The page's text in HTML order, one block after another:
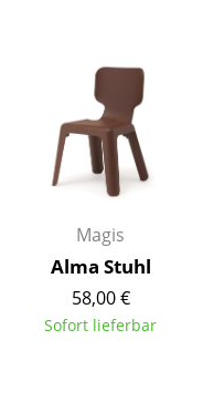
Magis
Alma Stuhl
58,00 €
Sofort lieferbar